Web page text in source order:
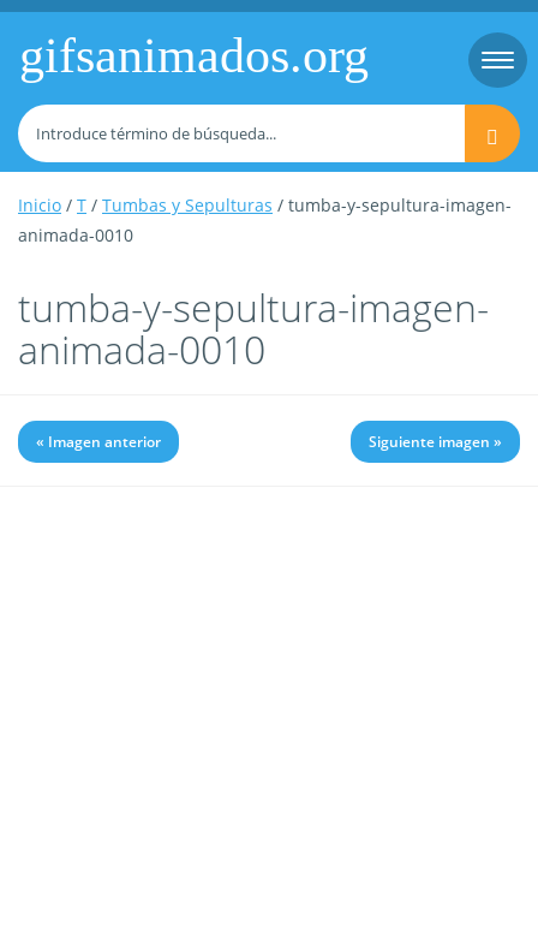
gifsanimados.org
Inicio / T / Tumbas y Sepulturas / tumba-y-sepultura-imagen-
animada-0010
tumba-y-sepultura-imagen-
animada-0010
« Imagen anterior Siguiente imagen »